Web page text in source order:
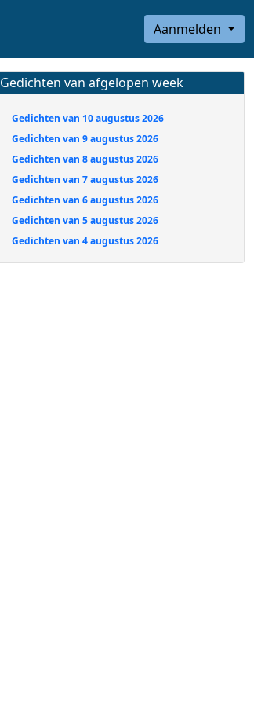
Aanmelden
Gedichten van afgelopen week
Gedichten van 10 augustus 2026
Gedichten van 9 augustus 2026
Gedichten van 8 augustus 2026
Gedichten van 7 augustus 2026
Gedichten van 6 augustus 2026
Gedichten van 5 augustus 2026
Gedichten van 4 augustus 2026